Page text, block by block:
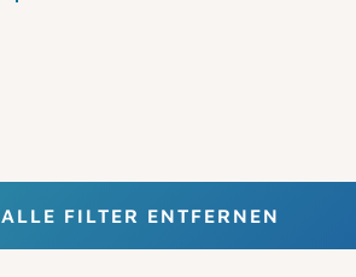
ALLE FILTER ENTFERNEN